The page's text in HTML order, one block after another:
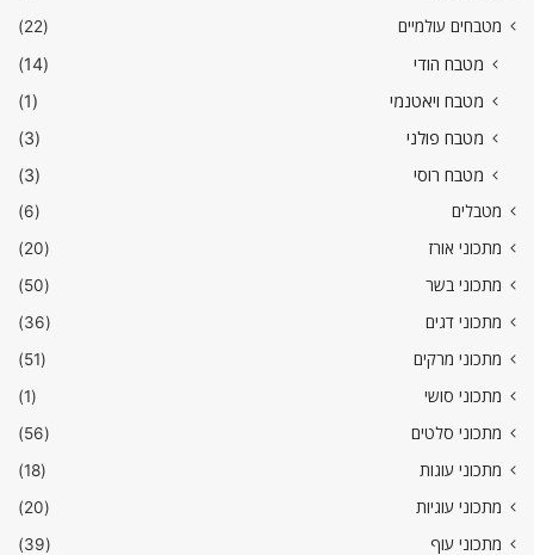
מטבחים עולמיים
(22)
מטבח הודי
(14)
מטבח ויאטנמי
(1)
מטבח פולני
(3)
מטבח רוסי
(3)
מטבלים
(6)
מתכוני אורז
(20)
מתכוני בשר
(50)
מתכוני דגים
(36)
מתכוני מרקים
(51)
מתכוני סושי
(1)
מתכוני סלטים
(56)
מתכוני עוגות
(18)
מתכוני עוגיות
(20)
מתכוני עוף
(39)